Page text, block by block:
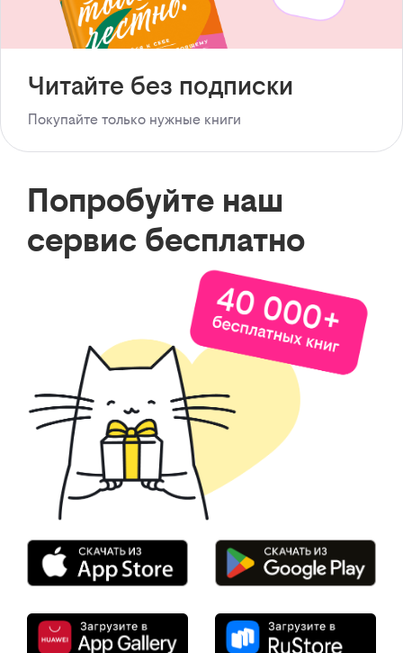
Читайте без подписки
Покупайте только нужные книги
Попробуйте наш
сервис бесплатно